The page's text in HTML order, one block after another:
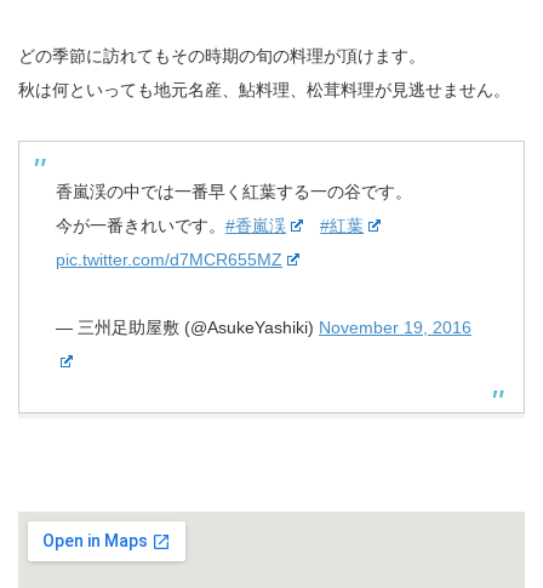
どの季節に訪れてもその時期の旬の料理が頂けます。
秋は何といっても地元名産、鮎料理、松茸料理が見逃せません。
香嵐渓の中では一番早く紅葉する一の谷です。
今が一番きれいです。 #香嵐渓
#紅葉
pic.twitter.com/d7MCR655MZ
— 三州足助屋敷 (@AsukeYashiki) November 19, 2016